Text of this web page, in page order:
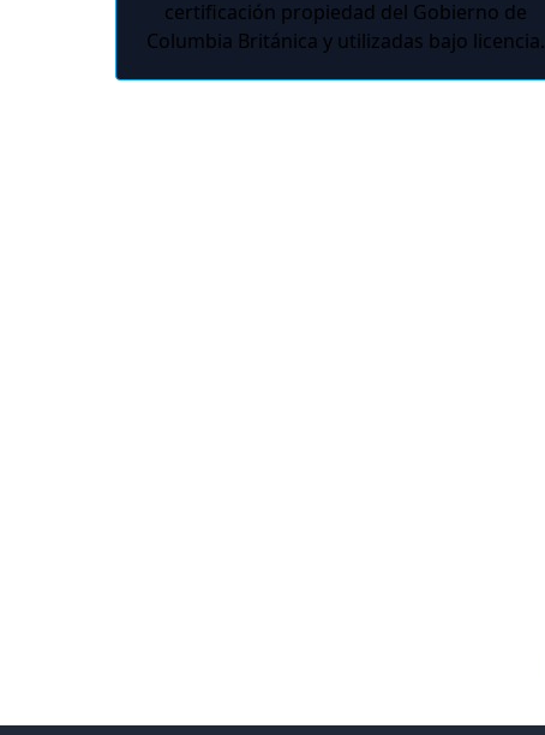
certificación propiedad del Gobierno de
Columbia Británica y utilizadas bajo licencia.